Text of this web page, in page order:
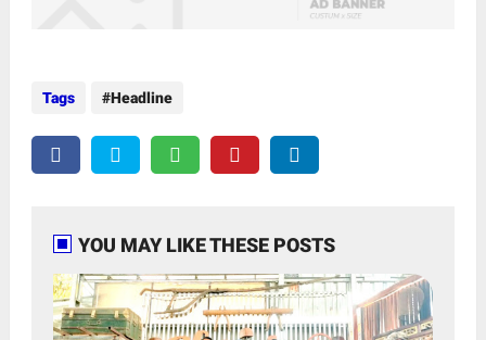
Tags Headline
YOU MAY LIKE THESE POSTS